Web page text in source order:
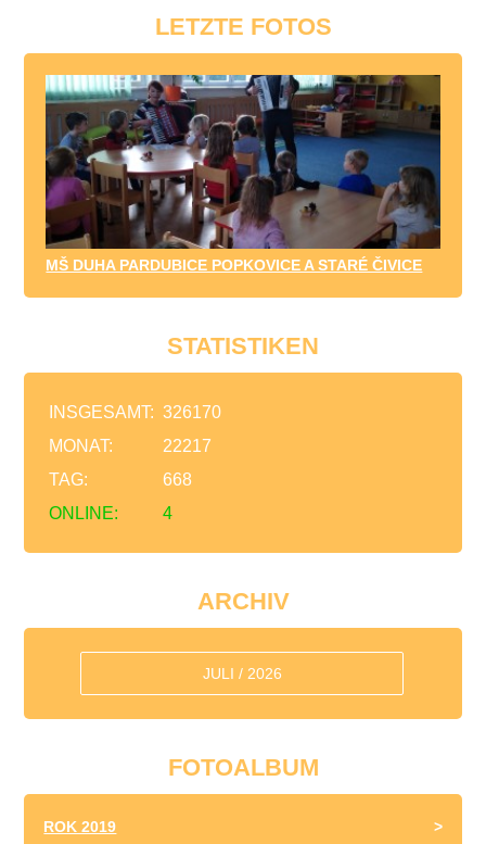
LETZTE FOTOS
MŠ DUHA PARDUBICE POPKOVICE A STARÉ ČIVICE
STATISTIKEN
ONLINE: 4
INSGESAMT: 326170
MONAT:
22217
TAG:
668
ARCHIV
JULI / 2026
FOTOALBUM
ROK 2019